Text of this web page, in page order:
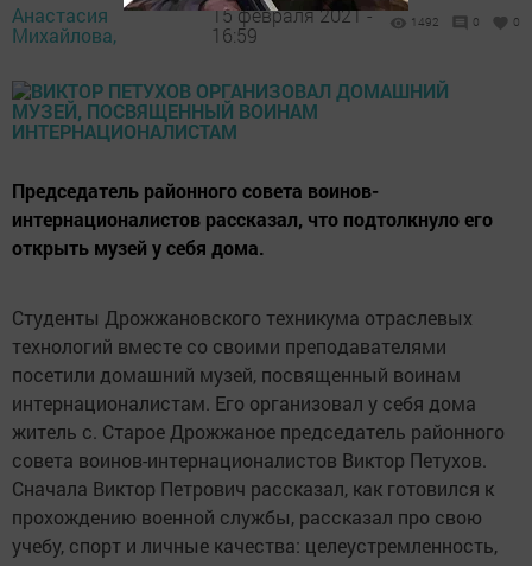
Анастасия
Михайлова,
15 февраля 2021 -
16:59
1492 0 0
Председатель районного совета воинов-
интернационалистов рассказал, что подтолкнуло его
открыть музей у себя дома.
Студенты Дрожжановского техникума отраслевых
технологий вместе со своими преподавателями
посетили домашний музей, посвященный воинам
интернационалистам. Его организовал у себя дома
житель с. Старое Дрожжаное председатель районного
совета воинов-интернационалистов Виктор Петухов.
Сначала Виктор Петрович рассказал, как готовился к
прохождению военной службы, рассказал про свою
учебу, спорт и личные качества: целеустремленность,